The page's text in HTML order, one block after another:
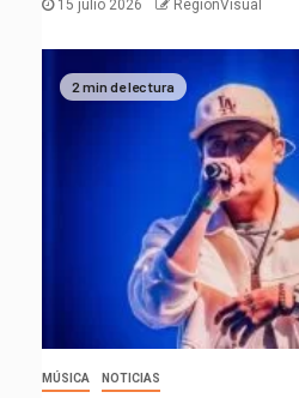
15 julio 2026 RegionVisual
2 min de lectura
MÚSICA NOTICIAS